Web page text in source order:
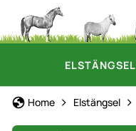
ELSTÄNGSEL
Home Elstängsel